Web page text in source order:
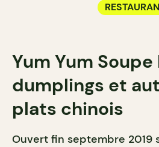
Yum Yum
dumplings et
plats chinois
Ouvert fin septembre 2019